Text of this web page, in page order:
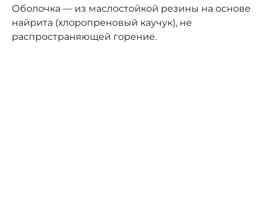
Оболочка — из маслостойкой резины на основе
найрита (хлоропреновый каучук), не
распространяющей горение.